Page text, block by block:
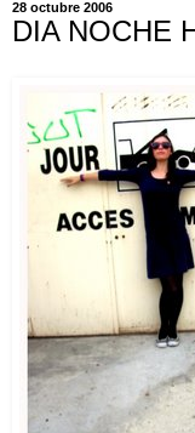
28 octubre 2006
DIA NOCHE